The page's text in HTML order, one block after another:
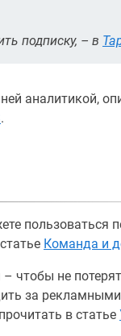
подписку, – в
аналитикой,
.
пользоваться
Команда и
– чтобы не
за
в статье